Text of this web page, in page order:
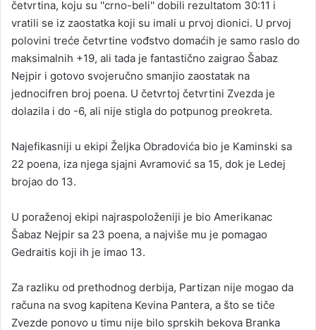
četvrtina, koju su ''crno-beli'' dobili rezultatom 30:11 i
vratili se iz zaostatka koji su imali u prvoj dionici. U prvoj
polovini treće četvrtine vođstvo domaćih je samo raslo do
maksimalnih +19, ali tada je fantastično zaigrao Šabaz
Nejpir i gotovo svojeručno smanjio zaostatak na
jednocifren broj poena. U četvrtoj četvrtini Zvezda je
dolazila i do -6, ali nije stigla do potpunog preokreta.
Najefikasniji u ekipi Željka Obradovića bio je Kaminski sa
22 poena, iza njega sjajni Avramović sa 15, dok je Ledej
brojao do 13.
U poraženoj ekipi najraspoloženiji je bio Amerikanac
Šabaz Nejpir sa 23 poena, a najviše mu je pomagao
Gedraitis koji ih je imao 13.
Za razliku od prethodnog derbija, Partizan nije mogao da
računa na svog kapitena Kevina Pantera, a što se tiče
Zvezde ponovo u timu nije bilo sprskih bekova Branka